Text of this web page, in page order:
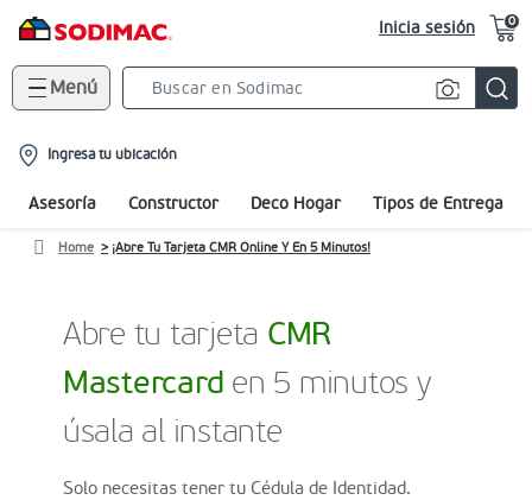
Inicia sesión 0
Menú
location-
icon
Ingresa tu ubicación
Asesoría Constructor Deco Hogar Tipos de Entrega
Home ¡Abre Tu Tarjeta CMR Online Y En 5 Minutos!
Abre tu tarjeta CMR
Mastercard en 5 minutos y
úsala al instante
Solo necesitas tener tu Cédula de Identidad.